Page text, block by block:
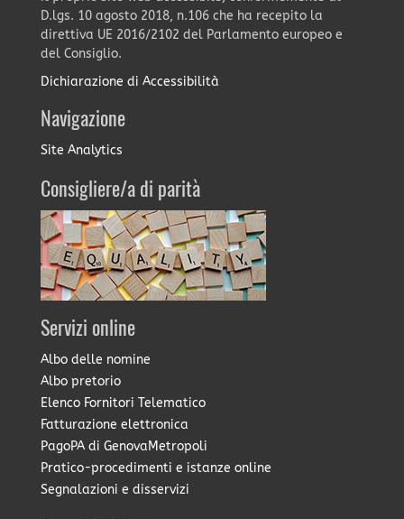
D.lgs. 10 agosto 2018, n.106 che ha recepito la
direttiva UE 2016/2102 del Parlamento europeo e
del Consiglio.
Dichiarazione di Accessibilità
Navigazione
Site Analytics
Consigliere/a di parità
Servizi online
Albo delle nomine
Albo pretorio
Elenco Fornitori Telematico
Fatturazione elettronica
PagoPA di GenovaMetropoli
Pratico-procedimenti e istanze online
Segnalazioni e disservizi